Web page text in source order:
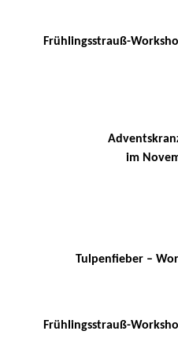
Frühlingsstrauß-
im
Tulpenfieber –
Frühlingsstrauß-